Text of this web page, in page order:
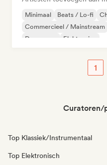
Minimaal Beats / Lo-fi
Commercieel / Mainstream
Droompop
Elektronica
1
Curatoren/
Top Klassiek/Instrumentaal
Top Elektronisch